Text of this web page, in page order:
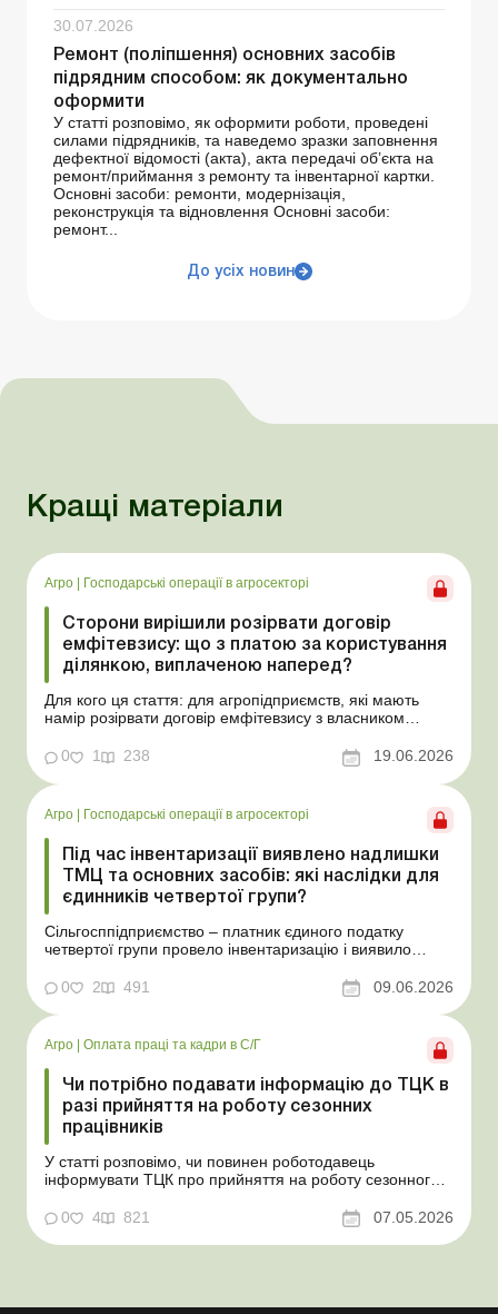
30.07.2026
Ремонт (поліпшення) основних засобів
підрядним способом: як документально
оформити
У статті розповімо, як оформити роботи, проведені
силами підрядників, та наведемо зразки заповнення
дефектної відомості (акта), акта передачі об’єкта на
ремонт/приймання з ремонту та інвентарної картки.
Основні засоби: ремонти, модернізація,
реконструкція та відновлення Основні засоби:
ремонт...
До усіх новин
Кращі матеріали
Агро Господарські операції в агросекторі
Сторони вирішили розірвати договір
емфітевзису: що з платою за користування
ділянкою, виплаченою наперед?
Для кого ця стаття: для агропідприємств, які мають
намір розірвати договір емфітевзису з власником
ситуацію тим, що плата за користування земельною
ділянкою була виплачена власнику наперед за декілька
років. У такому разі перед емфітевтом і власник...
0 1 238 19.06.2026
Агро | Господарські операції в агросекторі
Під час інвентаризації виявлено надлишки
ТМЦ та основних засобів: які наслідки для
єдинників четвертої групи?
Сільгосппідприємство – платник єдиного податку
четвертої групи провело інвентаризацію і виявило
товарів, продукції власного виробництва, а також
основних засобів (далі – ОЗ). Як вплинуть такі
надлишки при їх оприбуткуванні на частку сільгоспто...
0 2 491 09.06.2026
Агро | Оплата праці та кадри в С/Г
Чи потрібно подавати інформацію до ТЦК в
разі прийняття на роботу сезонних
працівників
У статті розповімо, чи повинен роботодавець
інформувати ТЦК про прийняття на роботу сезонного
агропідприємств приймає працівників на сезонні
роботи. Через значні штрафні санкції за порушення
порядку ведення військового обліку в
0 4 821 07.05.2026